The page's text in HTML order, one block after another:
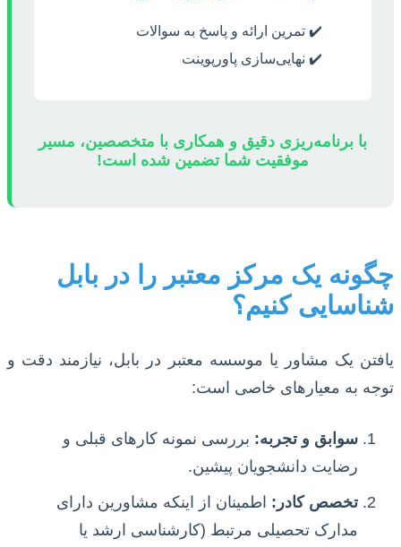
✔️ تمرین ارائه و پاسخ به سوالات
✔️ نهایی‌سازی پاورپوینت
با برنامه‌ریزی دقیق و همکاری با متخصصین، مسیر
موفقیت شما تضمین شده است!
چگونه یک مرکز معتبر را در بابل
شناسایی کنیم؟
یافتن یک مشاور یا موسسه معتبر در بابل، نیازمند دقت و
توجه به معیارهای خاصی است:
سوابق و تجربه: بررسی نمونه کارهای قبلی و
رضایت دانشجویان پیشین.
تخصص کادر: اطمینان از اینکه مشاورین دارای
مدارک تحصیلی مرتبط (کارشناسی ارشد یا